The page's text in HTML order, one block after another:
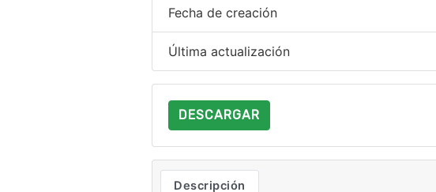
Fecha de creación
Última actualización
DESCARGAR
Descripción